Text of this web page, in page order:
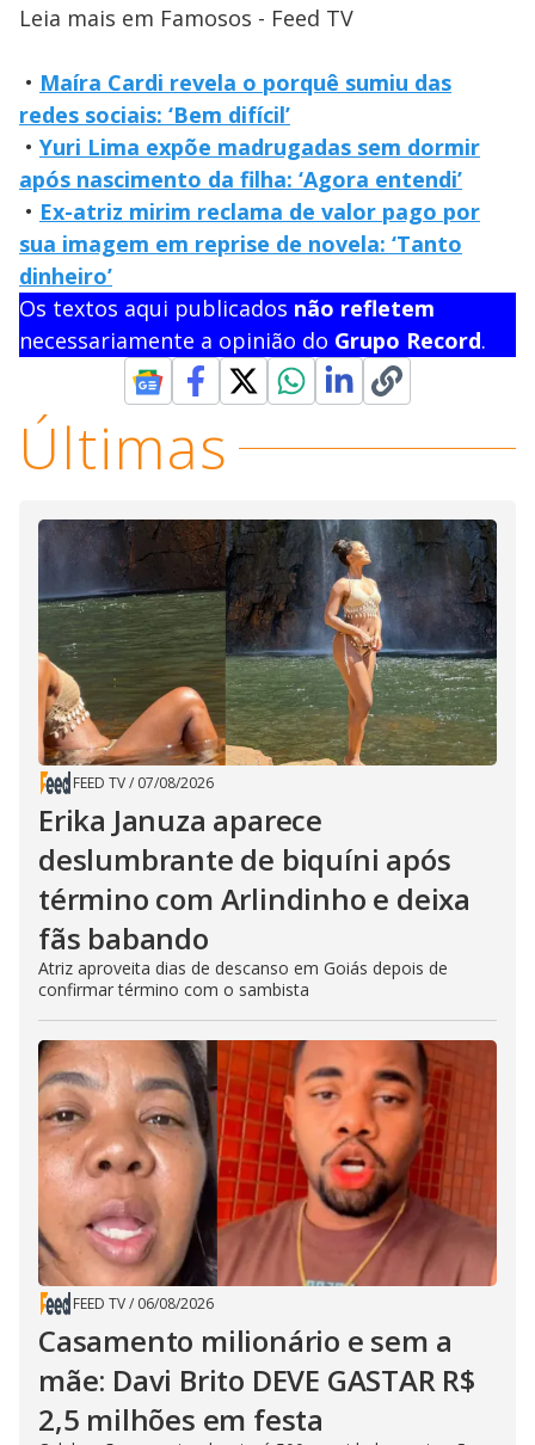
Leia mais em Famosos - Feed TV
• Maíra Cardi revela o porquê sumiu das
redes sociais: ‘Bem difícil’
• Yuri Lima expõe madrugadas sem dormir
após nascimento da filha: ‘Agora entendi’
• Ex-atriz mirim reclama de valor pago por
sua imagem em reprise de novela: ‘Tanto
dinheiro’
Os textos aqui publicados não refletem
necessariamente a opinião do Grupo Record.
Últimas
FEED TV/ 07/08/2026
Erika Januza aparece
deslumbrante de biquíni após
término com Arlindinho e deixa
fãs babando
Atriz aproveita dias de descanso em Goiás depois de
confirmar término com o sambista
FEED TV/ 06/08/2026
Casamento milionário e sem a
mãe: Davi Brito DEVE GASTAR R$
2,5 milhões em festa